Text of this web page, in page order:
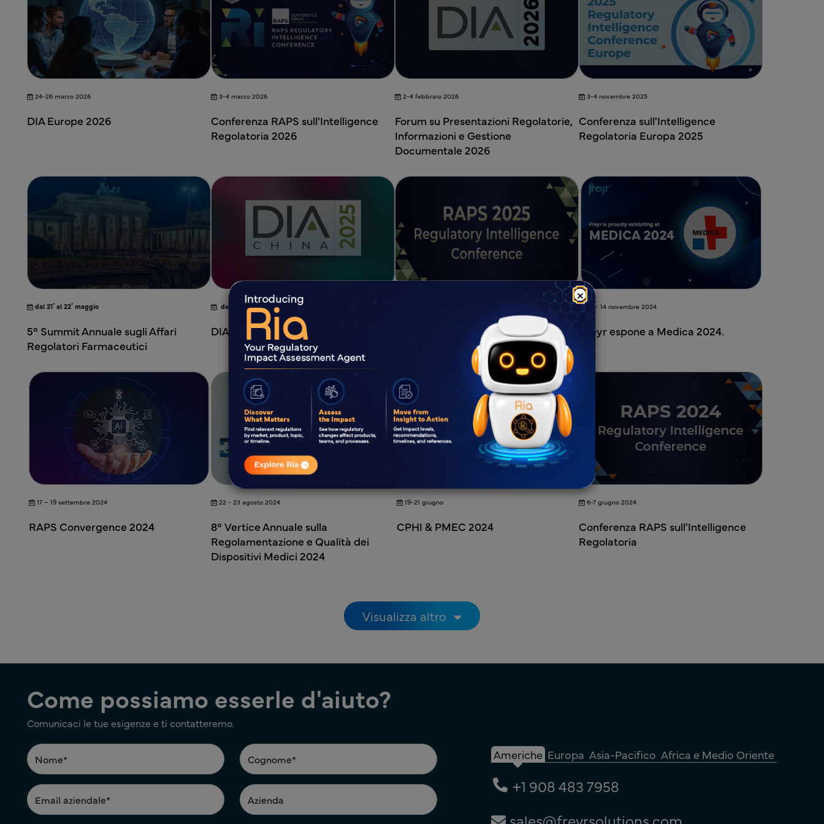
×
24-26 marzo 2026
DIA Europe 2026
3-4 marzo 2026
Conferenza RAPS sull'Intelligence
Regolatoria 2026
2-4 febbraio 2026
Forum su Presentazioni Regolatorie,
Informazioni e Gestione
Documentale 2026
3-4 novembre 2025
Conferenza sull'Intelligence
Regolatoria Europa 2025
dal 21° al 22° maggio
5° Summit Annuale sugli Affari
Regolatori Farmaceutici
dal 22 al 25°maggio
DIA CHINA 2025 Intelligence Regolatoria RAPS
11 - 14 novembre2024
Freyr espone a Medica 2024.
17 – 19 settembre 2024
RAPS Convergence 2024
22 - 23 agosto 2024
8° Vertice Annuale sulla
Regolamentazione e Qualità dei
Dispositivi Medici 2024
19-21 giugno
CPHI & PMEC 2024
6-7 giugno 2024
Conferenza RAPS sull'Intelligence
Regolatoria
Visualizza altro
Come possiamo esserle d'aiuto?
Comunicaci le tue esigenze e ti contatteremo.
Americhe Europa Asia-Pacifico Africa e Medio Oriente
+1 908 483 7958